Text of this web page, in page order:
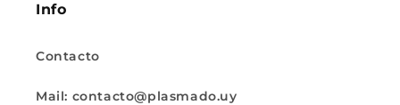
Info
Contacto
Mail: contacto@plasmado.uy